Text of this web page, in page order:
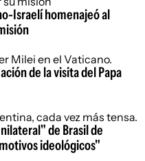
Israelí homenajeó al
de la visita del Papa
de Brasil de
ideológicos"